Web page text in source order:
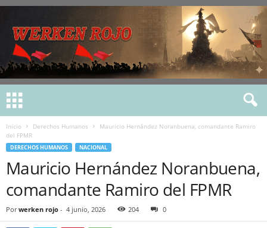
Inicio Derechos Humanos
Mauricio Hernández Noranbuena, comandante Ramiro
del FPMR
DERECHOS HUMANOS NACIONAL
Mauricio Hernández Noranbuena,
comandante Ramiro del FPMR
Por werken rojo - 4 junio, 2026 204 0